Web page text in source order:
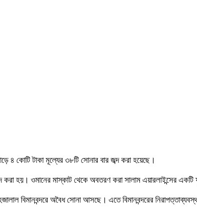
৪ কোটি টাকা মূল্যের ৩৮টি সোনার বার জব্দ করা হয়েছে।
হয়। ওমানের মাস্কাট থেকে অবতরণ করা সালাম এয়ারলাইন্সের একটি
বিমানবন্দরে অবৈধ সোনা আসছে। এতে বিমানবন্দরের